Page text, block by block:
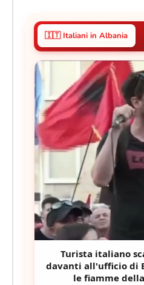
🇮🇹 Italiani in Albania
Turista italiano
davanti all'ufficio di
le fiamme